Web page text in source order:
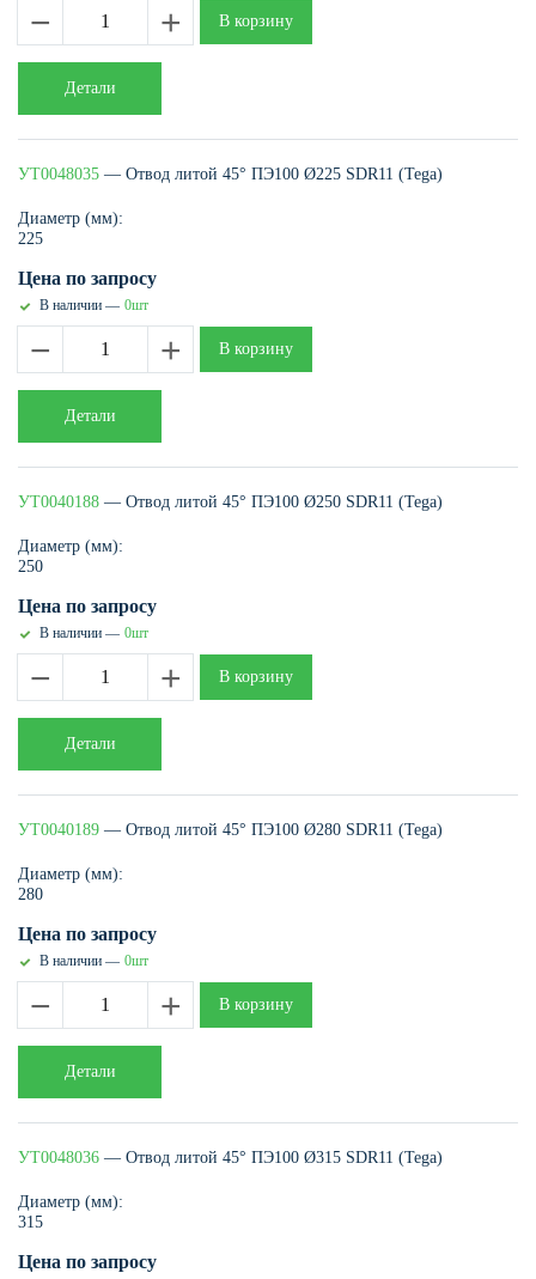
Детали
− + В корзину
УТ0048035 — Отвод литой 45° ПЭ100 Ø225 SDR11 (Tega)
Детали
Диаметр (мм):
225
Цена по запросу
В наличии — 0шт
− + В корзину
УТ0040188 — Отвод литой 45° ПЭ100 Ø250 SDR11 (Tega)
Детали
Диаметр (мм):
250
Цена по запросу
В наличии — 0шт
− + В корзину
УТ0040189 — Отвод литой 45° ПЭ100 Ø280 SDR11 (Tega)
Детали
Диаметр (мм):
280
Цена по запросу
В наличии — 0шт
− + В корзину
УТ0048036 — Отвод литой 45° ПЭ100 Ø315 SDR11 (Tega)
Диаметр (мм):
315
Цена по запросу